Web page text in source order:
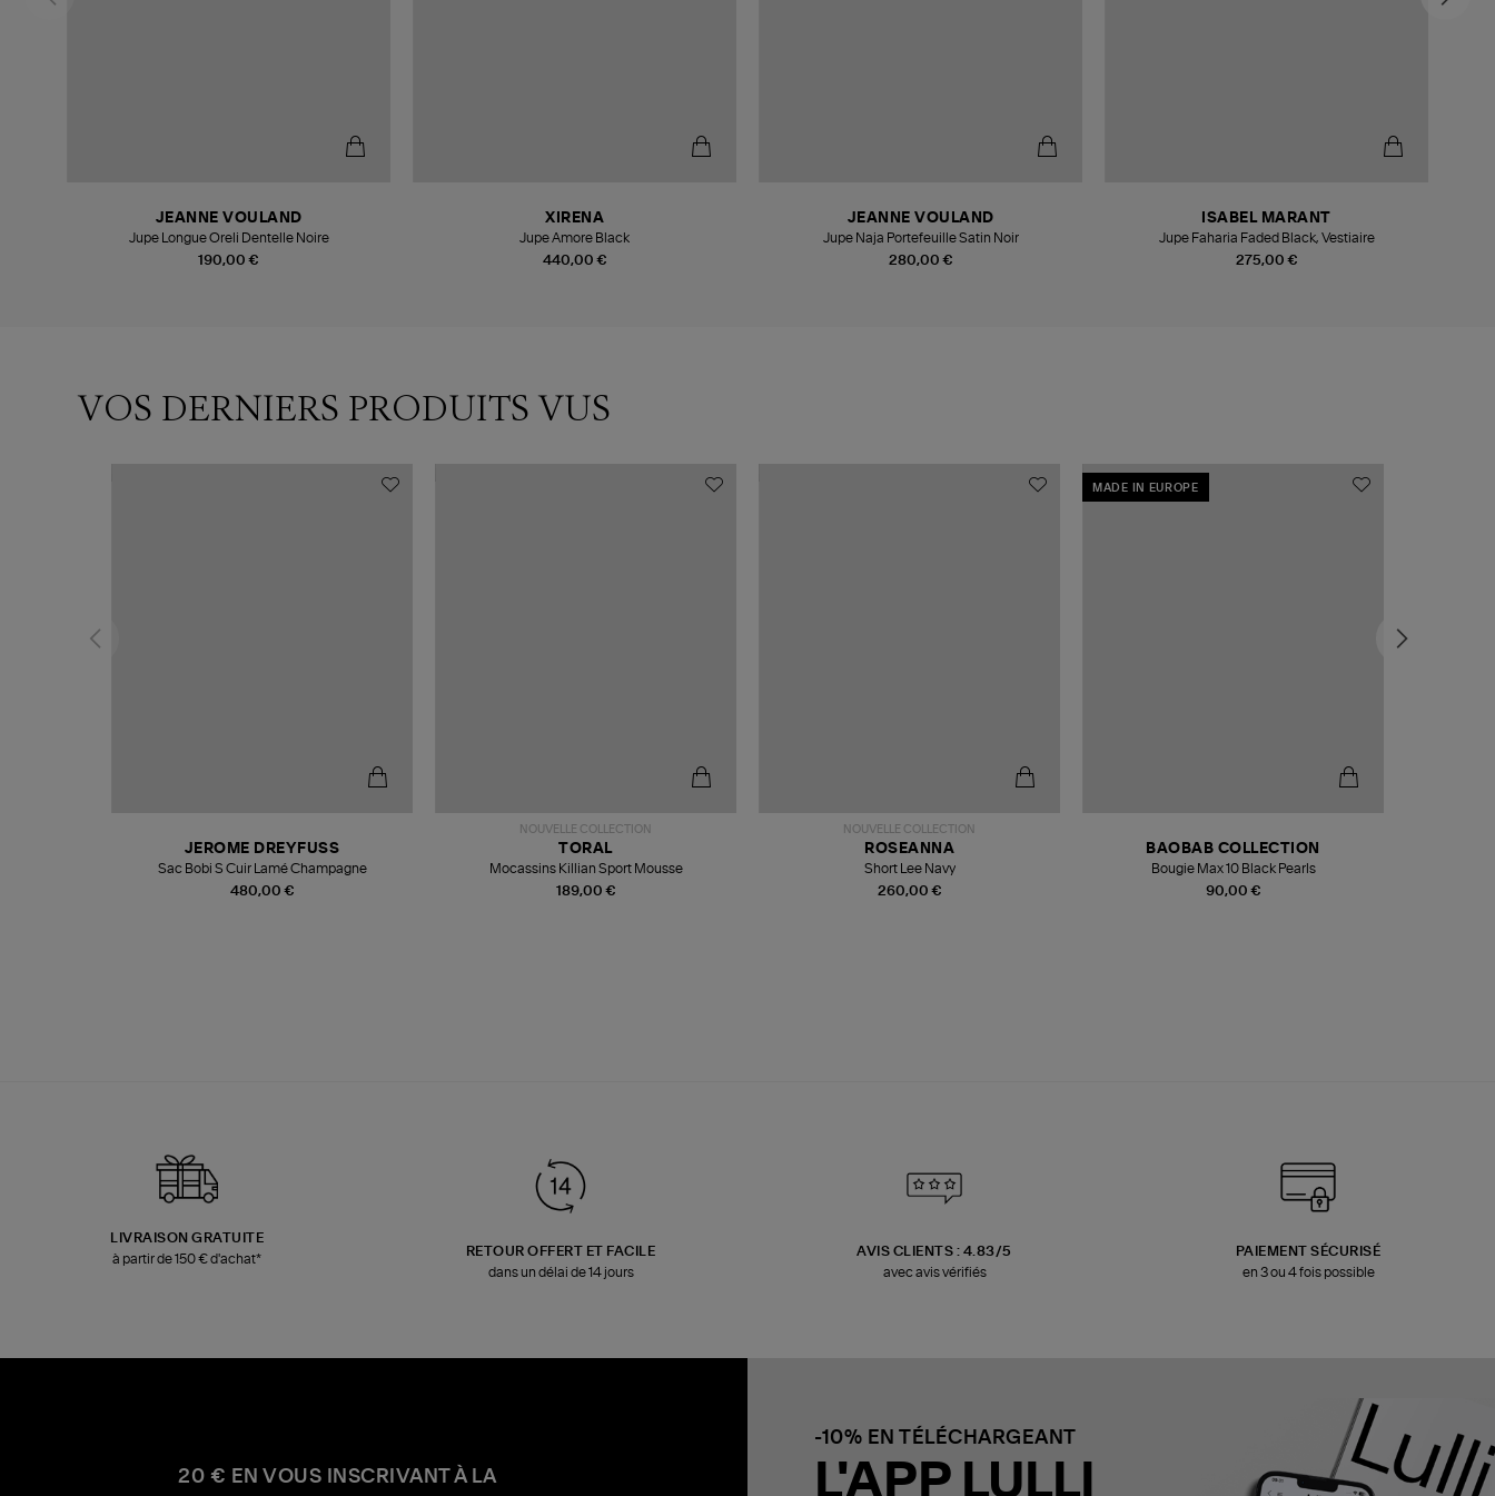
190,00 €
JEANNE VOULAND
Jupe Longue Oreli Dentelle Noire
440,00 €
XIRENA
Jupe Amore Black
280,00 €
JEANNE VOULAND
Jupe Naja Portefeuille Satin Noir
275,00 €
ISABEL MARANT
Jupe Faharia Faded Black, Vestiaire
VOS DERNIERS PRODUITS VUS
480,00 €
JEROME DREYFUSS
Sac Bobi S Cuir Lamé Champagne
NOUVELLE COLLECTION
189,00 €
TORAL
Mocassins Killian Sport Mousse
NOUVELLE COLLECTION
260,00 €
ROSEANNA
Short Lee Navy
MADE IN EUROPE
90,00 €
BAOBAB COLLECTION
Bougie Max 10 Black Pearls
LIVRAISON GRATUITE
à partir de 150 € d'achat*
RETOUR OFFERT ET FACILE
dans un délai de 14 jours
AVIS CLIENTS : 4.83/5
avec avis vérifiés
PAIEMENT SÉCURISÉ
en 3 ou 4 fois possible
20 € EN VOUS INSCRIVANT À LA
-10% EN TÉLÉCHARGEANT
L'APP LULLI